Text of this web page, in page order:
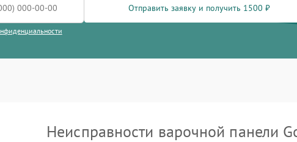
Отправить заявку и получить 1500 ₽
Неисправности варочной панели